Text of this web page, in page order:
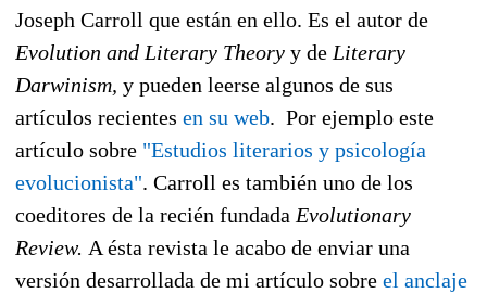
Joseph Carroll que están en ello. Es el autor de
Evolution and Literary Theory y de Literary
Darwinism, y pueden leerse algunos de sus
artículos recientes en su web. Por ejemplo este
artículo sobre "Estudios literarios y psicología
evolucionista". Carroll es también uno de los
coeditores de la recién fundada Evolutionary
Review. A ésta revista le acabo de enviar una
versión desarrollada de mi artículo sobre el anclaje